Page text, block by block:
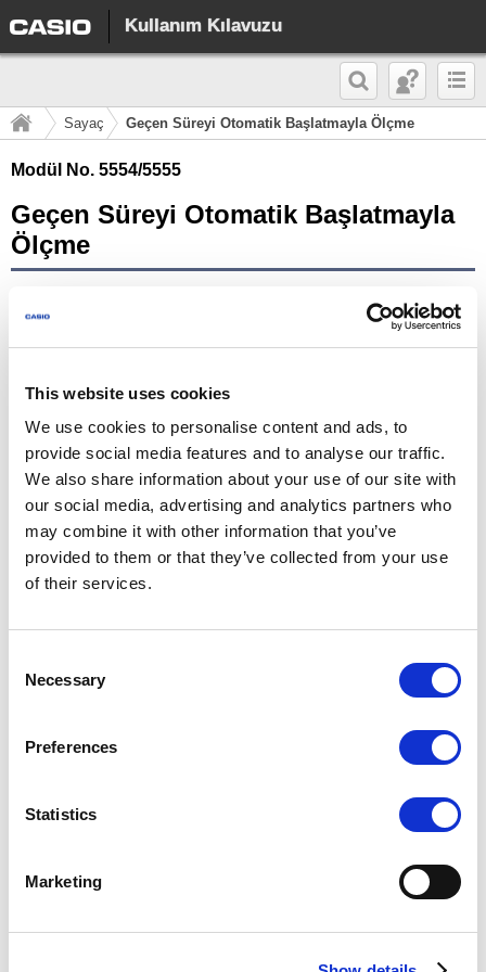
This website uses cookies
We use cookies to personalise content and ads, to
provide social media features and to analyse our traffic.
We also share information about your use of our site with
our social media, advertising and analytics partners who
may combine it with other information that you’ve
provided to them or that they’ve collected from your use
of their services.
Selection
Necessary
Preferences
Statistics
Marketing
Kullanım Kılavuzu
Sayaç Geçen Süreyi Otomatik Başlatmayla Ölçme
Modül No. 5554/5555
Geçen Süreyi Otomatik Başlatmayla
Ölçme
Beş saniyelik ön sayımın ardından sayaç geri sayımının otomatik olarak
başlaması için aşağıdaki prosedürü gerçekleştirebilirsiniz.
Tipik çalışma şekli aşağıda gösterilmiştir.
düğmesine basın. Bu, sayacı başlangıç zamanına sıfırlayacaktır.